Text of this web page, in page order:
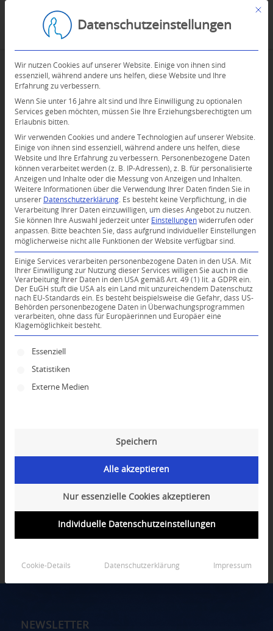
0
KOMMENTARE
Dein Kommentar
An Diskussion beteiligen?
Hinterlassen Sie uns Ihren Kommentar!
Name*
E-Mail-Adresse*
NEWSLETTER
Mit
Datenschutzeinstellungen
Wir nutzen Cookies auf unserer Website. Einige von ihnen sind
essenziell, während andere uns helfen, diese Website und Ihre
Erfahrung zu verbessern.
Wenn Sie unter 16 Jahre alt sind und Ihre Einwilligung zu optionalen
Services geben möchten, müssen Sie Ihre Erziehungsberechtigten um
Erlaubnis bitten.
Wir verwenden Cookies und andere Technologien auf unserer Website.
Einige von ihnen sind essenziell, während andere uns helfen, diese
Website und Ihre Erfahrung zu verbessern.
Personenbezogene Daten
können verarbeitet werden (z. B. IP-Adressen), z. B. für personalisierte
Anzeigen und Inhalte oder die Messung von Anzeigen und Inhalten.
Weitere Informationen über die Verwendung Ihrer Daten finden Sie in
unserer Datenschutzerklärung
Es besteht keine Verpflichtung, in die
Verarbeitung Ihrer Daten einzuwilligen, um dieses Angebot zu nutzen.
Sie können Ihre Auswahl jederzeit unter Einstellungen widerrufen oder
anpassen.
Bitte beachten Sie, dass aufgrund individueller Einstellungen
möglicherweise nicht alle Funktionen der Website verfügbar sind.
Einige Services verarbeiten personenbezogene Daten in den USA. Mit
Ihrer Einwilligung zur Nutzung dieser Services willigen Sie auch in die
Verarbeitung Ihrer Daten in den USA gemäß Art. 49 (1) lit. a GDPR ein.
Der EuGH stuft die USA als ein Land mit unzureichendem Datenschutz
nach EU-Standards ein. Es besteht beispielsweise die Gefahr, dass US-
Behörden personenbezogene Daten in Überwachungsprogrammen
verarbeiten, ohne dass für Europäerinnen und Europäer eine
Klagemöglichkeit besteht.
Es folgt eine Liste der Service-Gruppen, für die
Essenziell
Statistiken
Externe Medien
Speichern
Alle akzeptieren
Nur essenzielle Cookies akzeptieren
Individuelle Datenschutzeinstellungen
Cookie-Details Datenschutzerklärung Impressum